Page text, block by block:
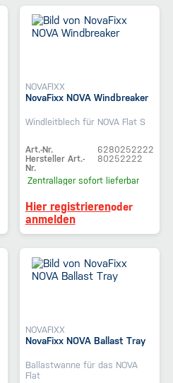
NOVAFIXX
NovaFixx NOVA Windbreaker
Windleitblech für NOVA Flat S
Art.-Nr.
6280252222
Hersteller Art.-
Nr.
80252222
Zentrallager sofort lieferbar
Hier registrierenoder
anmelden
NOVAFIXX
NovaFixx NOVA Ballast Tray
Ballastwanne für das NOVA
Flat